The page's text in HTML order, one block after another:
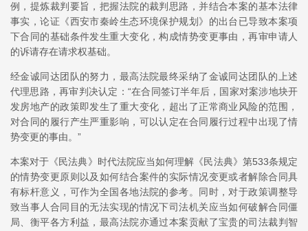
例，提炼裁判要旨，把握法院的裁判思路，并结合本案的基本法律
事实，论证《西安市秦岭生态环境保护规划》的出台已导致本案项
下合同的基础条件发生重大变化，构成情势变更事由，再审申请人
的诉请存在请求权基础。
经金诚同达团队的努力，最高法院最终采纳了金诚同达团队的上述
代理思路，再审判决认定：“在合同签订半年后，国家对案涉地块开
发房地产的政策即发生了重大变化，超出了正常商业风险的范围，
对合同的履行产生严重影响，可以认定在合同履行过程中出现了情
势变更的事由。”
本案对于《民法典》时代法院应当如何理解《民法典》第533条规定
的情势变更原则以及如何结合案件的实际情况变更或者解除合同具
有标杆意义，可作为全国各地法院的参考。同时，对于政策调整导
致当事人合同目的无法实现的情况下司法机关应当如何破解合同僵
局、衡平各方利益，最高法院亦通过本案贡献了宝贵的司法裁判智